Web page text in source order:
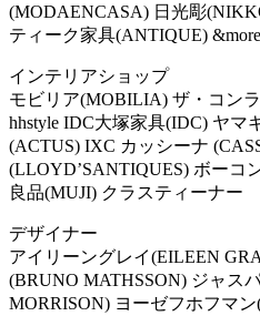
(MODAENCASA) 日光彫
ティーク家具(ANTIQUE)
インテリアショップ
モビリア(MOBILIA) ザ・コン
hhstyle IDC大塚家具(IDC) ヤマ
(ACTUS) IXC カッシーナ
(LLOYD’SANTIQUES) ボーコ
良品(MUJI) クラスティーナー
デザイナー
アイリーングレイ(EILEEN
(BRUNO MATHSSON) ジャス
MORRISON) ヨーゼフホフマ